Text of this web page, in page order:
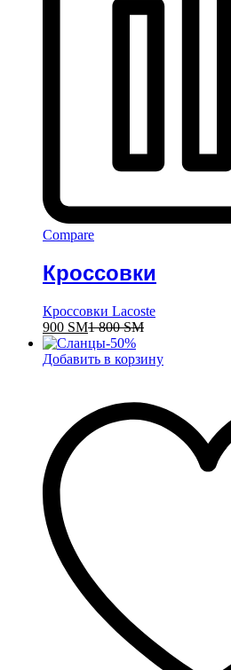
Compare
Кроссовки
Кроссовки Lacoste
900 ЅМ1 800ЅМ
-50%
Добавить в корзину